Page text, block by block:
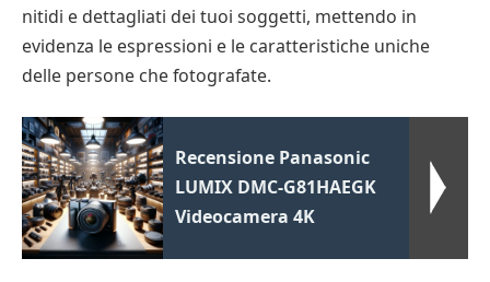
nitidi e dettagliati dei tuoi soggetti, mettendo in
evidenza le espressioni e le caratteristiche uniche
delle persone che fotografate.
Recensione Panasonic
LUMIX DMC-G81HAEGK
Videocamera 4K